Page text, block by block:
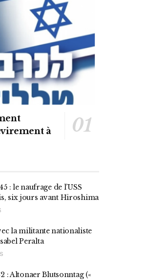
à
: le naufrage de l’USS
six jours avant Hiroshima
la militante nationaliste
Peralta
: Altonaer Blutsonntag («